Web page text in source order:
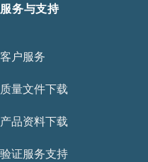
服务与支持
客户服务
质量文件下载
产品资料下载
验证服务支持